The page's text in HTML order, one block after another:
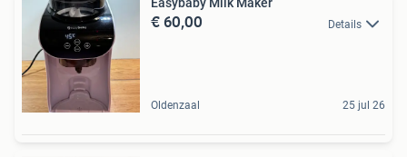
Easybaby Milk Maker
€ 60,00 Details
Oldenzaal 25 jul 26